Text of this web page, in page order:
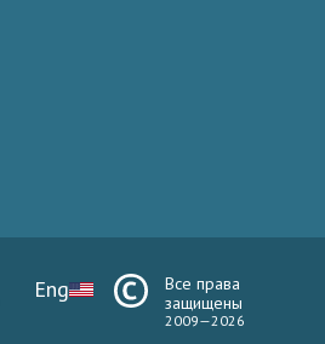
Eng
Все права
защищены
2009—2026